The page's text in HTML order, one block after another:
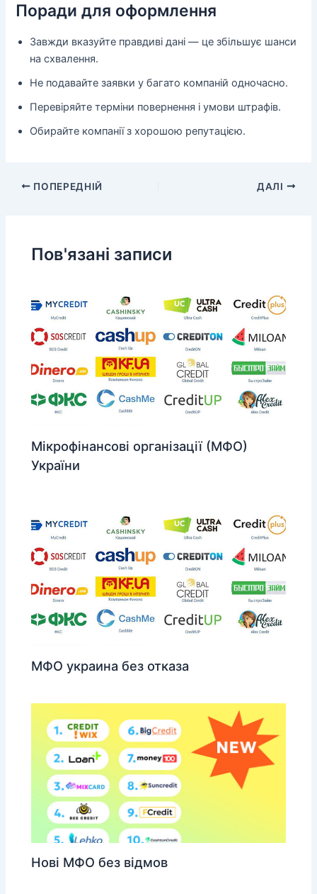
Поради для оформлення
Завжди вказуйте правдиві дані — це збільшує шанси
на схвалення.
Не подавайте заявки у багато компаній одночасно.
Перевіряйте терміни повернення і умови штрафів.
Обирайте компанії з хорошою репутацією.
ПОПЕРЕДНІЙ ДАЛІ
Пов'язані записи
Мікрофінансові організації (МФО)
України
МФО украина без отказа
Нові МФО без відмов